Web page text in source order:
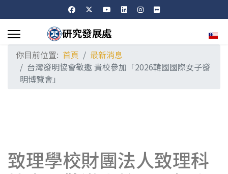
選擇
你目前位置: 首頁
最新消息
台灣發明協會敬邀 貴校參加「2026韓國國際女子發
明博覽會」
致理學校財團法人致理科